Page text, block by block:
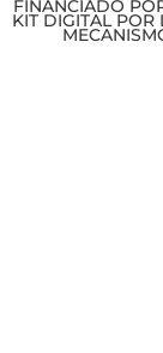
FINANCIADO
KIT DIGITAL POR